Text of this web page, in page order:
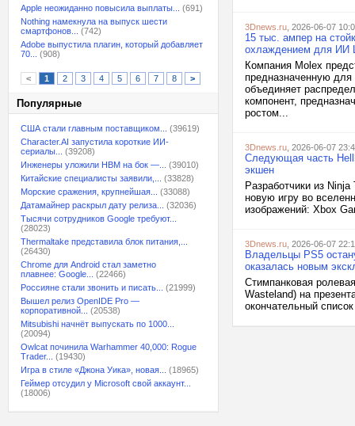
Apple неожиданно повысила выплаты...
(691)
Nothing намекнула на выпуск шести
смартфонов...
(742)
Adobe выпустила плагин, который добавляет
70...
(908)
< 1 2 3 4 5 6 7 8 >
Популярные
США стали главным поставщиком...
(39619)
Character.AI запустила короткие ИИ-
сериалы...
(39208)
Инженеры уложили HBM на бок —...
(39010)
Китайские специалисты заявили,...
(33828)
Морские сражения, крупнейшая...
(33088)
Датамайнер раскрыл дату релиза...
(32036)
Тысячи сотрудников Google требуют...
(28023)
Thermaltake представила блок питания,...
(26430)
Chrome для Android стал заметно
плавнее: Google...
(22466)
Россияне стали звонить и писать...
(21999)
Вышел релиз OpenIDE Pro —
корпоративной...
(20538)
Mitsubishi начнёт выпускать по 1000...
(20094)
Owlcat починила Warhammer 40,000: Rogue
Trader...
(19430)
Игра в стиле «Джона Уика», новая...
(18965)
Геймер отсудил у Microsoft свой аккаунт...
(18006)
3Dnews.ru , 2026-06-07
15 тыс. ампер на
охлаждением для
Компания Molex
предназначенную
объединяет
компонент,
ростом...
3Dnews.ru , 2026-06-07
Следующая часть
экшен
Разработчики из
новую игру во
изображений: Xbox
3Dnews.ru , 2026-06-07
Владельцы PS5
оказалась новым
Стимпанковая
Wasteland) на
окончательный